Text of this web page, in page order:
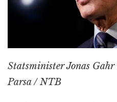
Statsminister Jonas
Parsa / NTB